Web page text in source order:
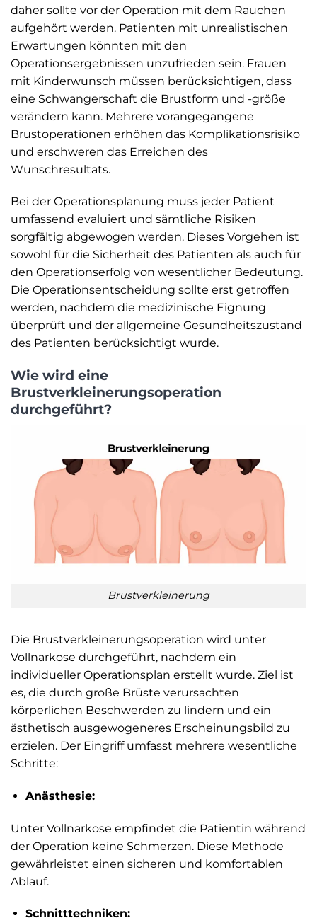
daher sollte vor der Operation mit dem Rauchen
aufgehört werden. Patienten mit unrealistischen
Erwartungen könnten mit den
Operationsergebnissen unzufrieden sein. Frauen
mit Kinderwunsch müssen berücksichtigen, dass
eine Schwangerschaft die Brustform und -größe
verändern kann. Mehrere vorangegangene
Brustoperationen erhöhen das Komplikationsrisiko
und erschweren das Erreichen des
Wunschresultats.
Bei der Operationsplanung muss jeder Patient
umfassend evaluiert und sämtliche Risiken
sorgfältig abgewogen werden. Dieses Vorgehen ist
sowohl für die Sicherheit des Patienten als auch für
den Operationserfolg von wesentlicher Bedeutung.
Die Operationsentscheidung sollte erst getroffen
werden, nachdem die medizinische Eignung
überprüft und der allgemeine Gesundheitszustand
des Patienten berücksichtigt wurde.
Wie wird eine
Brustverkleinerungsoperation
durchgeführt?
Brustverkleinerung
Die Brustverkleinerungsoperation wird unter
Vollnarkose durchgeführt, nachdem ein
individueller Operationsplan erstellt wurde. Ziel ist
es, die durch große Brüste verursachten
körperlichen Beschwerden zu lindern und ein
ästhetisch ausgewogeneres Erscheinungsbild zu
erzielen. Der Eingriff umfasst mehrere wesentliche
Schritte:
Anästhesie:
Unter Vollnarkose empfindet die Patientin während
der Operation keine Schmerzen. Diese Methode
gewährleistet einen sicheren und komfortablen
Ablauf.
Schnitttechniken: